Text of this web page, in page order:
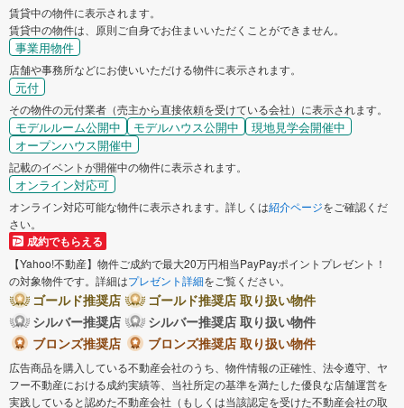
賃貸中の物件に表示されます。
賃貸中の物件は、原則ご自身でお住まいいただくことができません。
事業用物件
店舗や事務所などにお使いいただける物件に表示されます。
元付
その物件の元付業者（売主から直接依頼を受けている会社）に表示されます。
モデルルーム公開中 モデルハウス公開中
現地見学会開催中
オープンハウス開催中
記載のイベントが開催中の物件に表示されます。
オンライン対応可
オンライン対応可能な物件に表示されます。詳しくは紹介ページをご確認くだ
さい。
成約でもらえる
【Yahoo!不動産】物件ご成約で最大20万円相当PayPayポイントプレゼント！
の対象物件です。詳細はプレゼント詳細をご覧ください。
ゴールド推奨店
ゴールド推奨店 取り扱い物件
シルバー推奨店
シルバー推奨店 取り扱い物件
ブロンズ推奨店
ブロンズ推奨店 取り扱い物件
広告商品を購入している不動産会社のうち、物件情報の正確性、法令遵守、ヤ
フー不動産における成約実績等、当社所定の基準を満たした優良な店舗運営を
実践していると認めた不動産会社（もしくは当該認定を受けた不動産会社の取